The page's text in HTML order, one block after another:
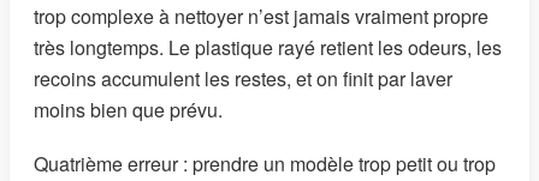
trop complexe à nettoyer n’est jamais vraiment propre
très longtemps. Le plastique rayé retient les odeurs, les
recoins accumulent les restes, et on finit par laver
moins bien que prévu.
Quatrième erreur : prendre un modèle trop petit ou trop